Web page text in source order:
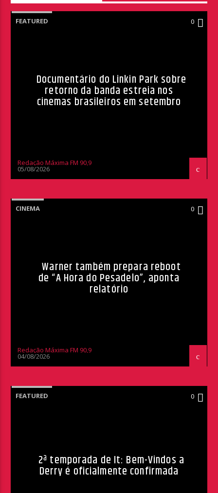
FEATURED 0
Documentário do Linkin Park sobre
retorno da banda estreia nos
cinemas brasileiros em setembro
Redação Máxima FM 90,9
05/08/2026
CINEMA 0
Warner também prepara reboot
de “A Hora do Pesadelo”, aponta
relatório
Redação Máxima FM 90,9
04/08/2026
FEATURED 0
2ª temporada de It: Bem-Vindos a
Derry é oficialmente confirmada